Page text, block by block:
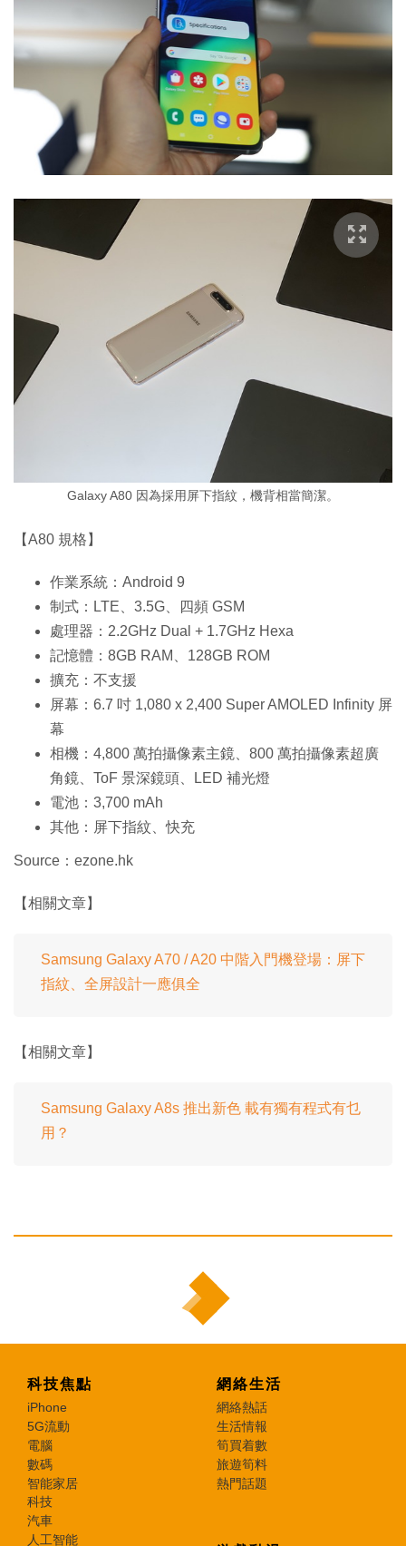
Galaxy A80 因為採用屏下指紋，機背相當簡潔。
【A80 規格】
作業系統：Android 9
制式：LTE、3.5G、四頻 GSM
處理器：2.2GHz Dual + 1.7GHz Hexa
記憶體：8GB RAM、128GB ROM
擴充：不支援
屏幕：6.7 吋 1,080 x 2,400 Super AMOLED Infinity 屏
幕
相機：4,800 萬拍攝像素主鏡、800 萬拍攝像素超廣
角鏡、ToF 景深鏡頭、LED 補光燈
電池：3,700 mAh
其他：屏下指紋、快充
Source：ezone.hk
【相關文章】
Samsung Galaxy A70 / A20 中階入門機登場：屏下
指紋、全屏設計一應俱全
【相關文章】
Samsung Galaxy A8s 推出新色 載有獨有程式有乜
用？
科技焦點
iPhone
5G流動
電腦
數碼
智能家居
科技
汽車
人工智能
網絡生活
網絡熱話
生活情報
筍買着數
旅遊筍料
熱門話題